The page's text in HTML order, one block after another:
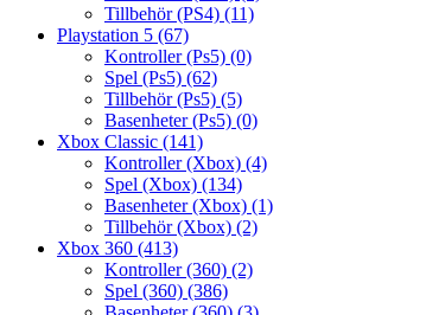
Tillbehör (PS4) (11)
Playstation 5 (67)
Kontroller (Ps5) (0)
Spel (Ps5) (62)
Tillbehör (Ps5) (5)
Basenheter (Ps5) (0)
Xbox Classic (141)
Kontroller (Xbox) (4)
Spel (Xbox) (134)
Basenheter (Xbox) (1)
Tillbehör (Xbox) (2)
Xbox 360 (413)
Kontroller (360) (2)
Spel (360) (386)